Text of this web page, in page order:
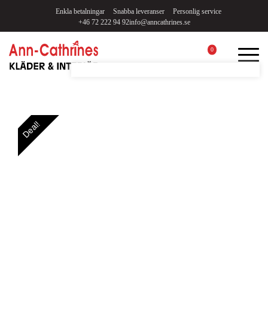
+46 72 222 94 92
Enkla betalningar Snabba leveranser
Personlig service
info@anncathrines.se
0
Deal!